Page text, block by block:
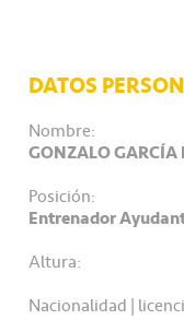
DATOS
Nombre:
GONZALO GARCÍA
Posición:
Entrenador
Altura:
Nacionalidad |